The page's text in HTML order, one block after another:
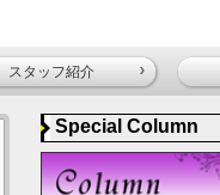
スタッフ紹介
Special Column